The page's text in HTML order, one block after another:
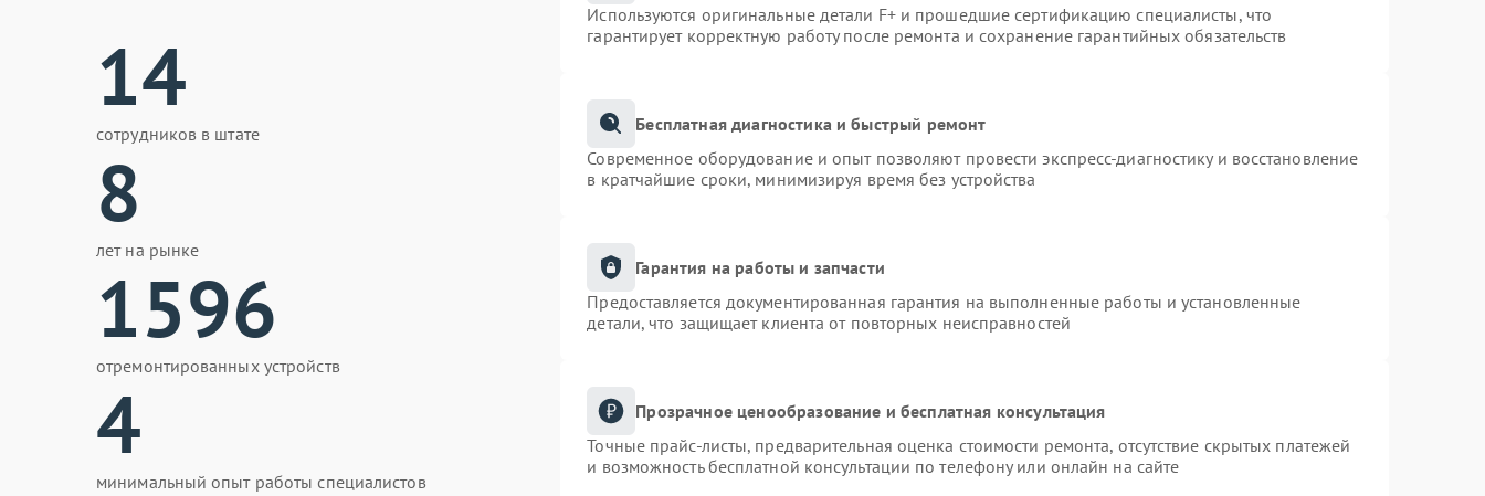
14
сотрудников в штате
8
лет на рынке
1596
отремонтированных устройств
4
минимальный опыт работы специалистов
Используются оригинальные детали F+ и прошедшие сертификацию специалисты, что
гарантирует корректную работу после ремонта и сохранение гарантийных обязательств
Бесплатная диагностика и быстрый ремонт
Современное оборудование и опыт позволяют провести экспресс-диагностику и восстановление
в кратчайшие сроки, минимизируя время без устройства
Гарантия на работы и запчасти
Предоставляется документированная гарантия на выполненные работы и установленные
детали, что защищает клиента от повторных неисправностей
Прозрачное ценообразование и бесплатная консультация
Точные прайс-листы, предварительная оценка стоимости ремонта, отсутствие скрытых платежей
и возможность бесплатной консультации по телефону или онлайн на сайте